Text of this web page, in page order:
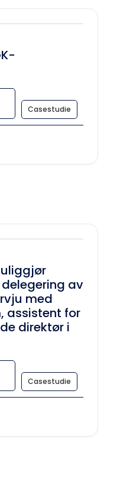
Casestudie
av
med
assistent for
direktør i
Casestudie